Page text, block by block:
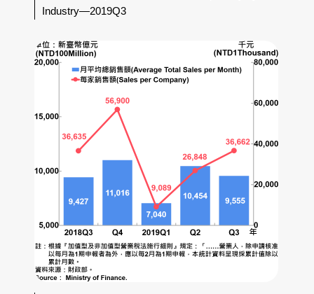
Industry—2019Q3